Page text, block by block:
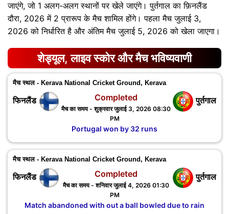
जाएंगे, जो 1 अलग-अलग स्थानों पर खेले जाएंगे। पुर्तगाल का फ़िनलैंड
दौरा, 2026 में 2 प्रारूप के मैच शामिल होंगे। पहला मैच जुलाई 3,
2026 को निर्धारित है और अंतिम मैच जुलाई 5, 2026 को खेला जाएगा।
शेड्यूल, लाइव स्कोर और मैच भविष्यवाणी
मैच स्थल - Kerava National Cricket Ground, Kerava
फिनलैंड पुर्तगाल
Completed
मैच का समय - शुक्रवार जुलाई 3, 2026 08:30
PM
Portugal won by 32 runs
मैच स्थल - Kerava National Cricket Ground, Kerava
फिनलैंड पुर्तगाल
Completed
मैच का समय - शनिवार जुलाई 4, 2026 01:30
PM
Match abandoned with out a ball bowled due to rain